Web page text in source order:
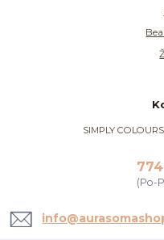
SIMPLY
(Po-